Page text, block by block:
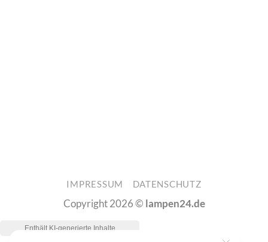
IMPRESSUM DATENSCHUTZ
Copyright 2026 © lampen24.de